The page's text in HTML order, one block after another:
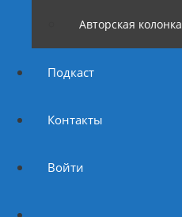
Авторская колонка
Подкаст
Контакты
Войти